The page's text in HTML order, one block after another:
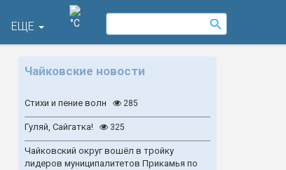
ЕЩЕ °C
Чайковские новости
Стихи и пение волн 285
Гуляй, Сайгатка! 325
Чайковский округ вошёл в тройку
лидеров муниципалитетов Прикамья по